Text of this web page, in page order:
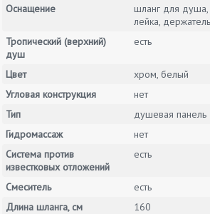
Оснащение
шланг для
лейка,
Тропический (верхний)
душ
есть
Цвет
хром, белый
Угловая конструкция
нет
Тип
душевая панель
Гидромассаж
нет
Система против
известковых отложений
есть
Смеситель
есть
Длина шланга, см
160